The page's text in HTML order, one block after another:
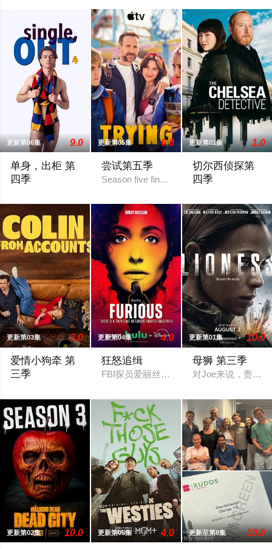
更新第06集 9.0
单身，出柜 第
四季
更新第05集 6.0
尝试第五季
Season five finds Nikki (Esther Smith)
更新第01集 1.0
切尔西侦探第
四季
更新第03集 3.0
爱情小狗牵 第
三季
更新第04集 4.0
狂怒追缉
FBI探员爱丽丝·布莱克（埃米·罗森 饰）
更新第01集 10.0
母狮 第三季
对Joe来说，责任
更新第02集 10.0 更新第05集 4.0 更新至第8集 10.0